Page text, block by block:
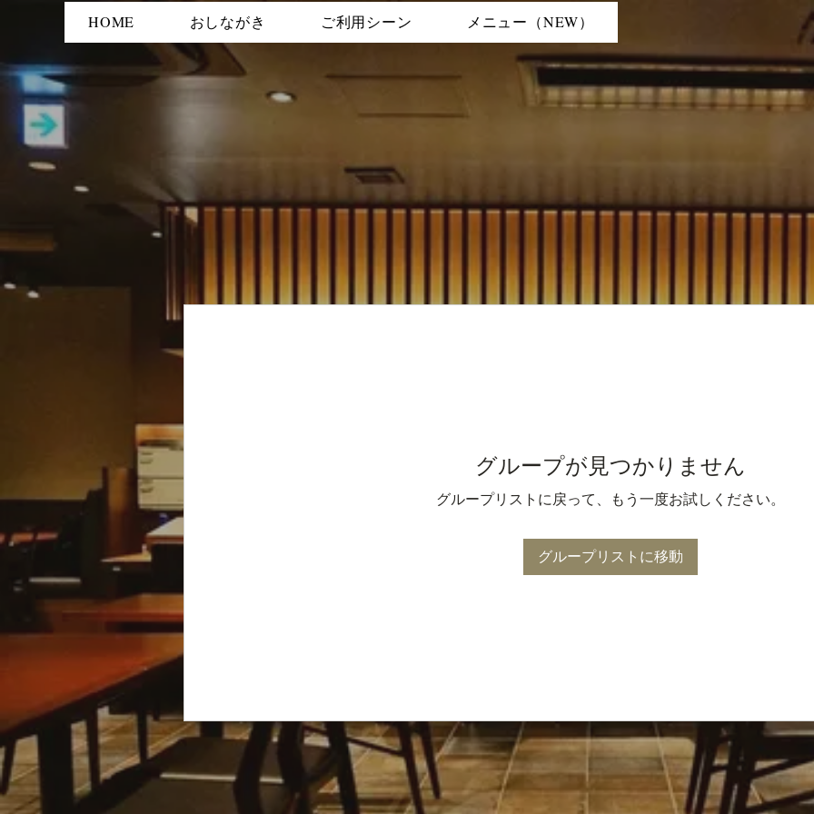
HOME おしながき ご利用シーン メニュー（NEW）
グループが見つかりません
グループリストに戻って、もう一度お試しください。
グループリストに移動